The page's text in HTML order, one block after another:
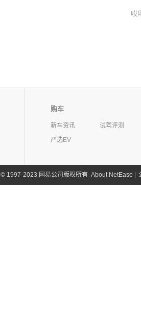
哎
购车
新车资讯
试驾评测
严选EV
©1997-2023 网易公司版权所有 About NetEase